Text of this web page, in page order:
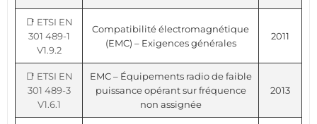
📑 ETSI EN
301 489-1
V1.9.2
Compatibilité électromagnétique
(EMC) – Exigences générales
2011
📑 ETSI EN
301 489-3
V1.6.1
EMC – Équipements radio de faible
puissance opérant sur fréquence
non assignée
2013